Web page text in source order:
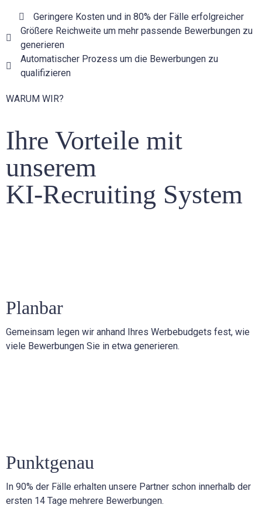
Geringere Kosten und in 80% der Fälle erfolgreicher
Größere Reichweite um mehr passende Bewerbungen zu
generieren
Automatischer Prozess um die Bewerbungen zu
qualifizieren
WARUM WIR?
Ihre Vorteile mit
unserem
KI-Recruiting System
Planbar
Gemeinsam legen wir anhand Ihres Werbebudgets fest, wie
viele Bewerbungen Sie in etwa generieren.
Punktgenau
In 90% der Fälle erhalten unsere Partner schon innerhalb der
ersten 14 Tage mehrere Bewerbungen.